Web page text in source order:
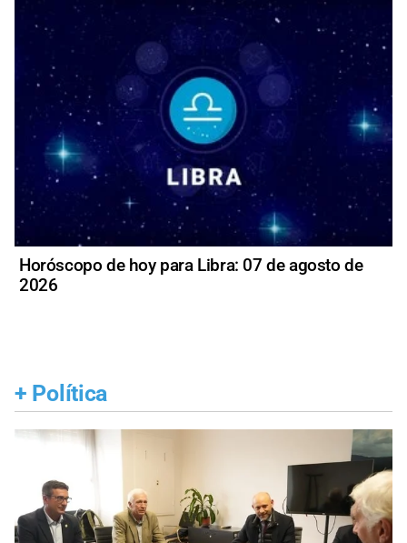
Horóscopo de hoy para Libra: 07 de agosto de
2026
+ Política